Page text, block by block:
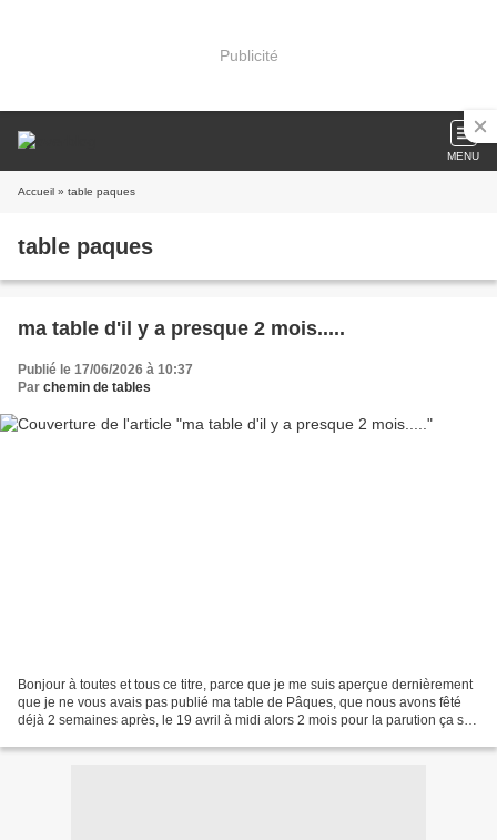
Publicité
MENU
Accueil » table paques
table paques
ma table d'il y a presque 2 mois.....
Publié le 17/06/2026 à 10:37
Par chemin de tables
Bonjour à toutes et tous ce titre, parce que je me suis aperçue dernièrement
que je ne vous avais pas publié ma table de Pâques, que nous avons fêté
déjà 2 semaines après, le 19 avril à midi alors 2 mois pour la parution ça suit